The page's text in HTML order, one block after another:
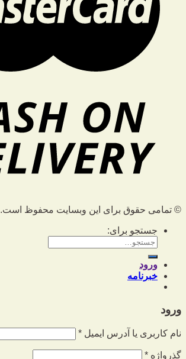
© تمامی حقوق برای این وبسایت محفوظ است.
جستجو برای:
ورود
خبرنامه
ورود
نام کاربری یا آدرس ایمیل *
گذرواژه *